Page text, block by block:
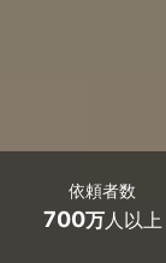
依頼者数
700万人以上